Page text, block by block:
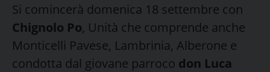
Si comincerà domenica 18 settembre con
Chignolo Po, Unità che comprende anche
Monticelli Pavese, Lambrinia, Alberone e
condotta dal giovane parroco don Luca